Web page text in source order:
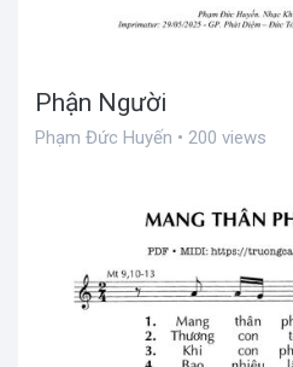
Phận Người
Phạm Đức Huyến • 200 views